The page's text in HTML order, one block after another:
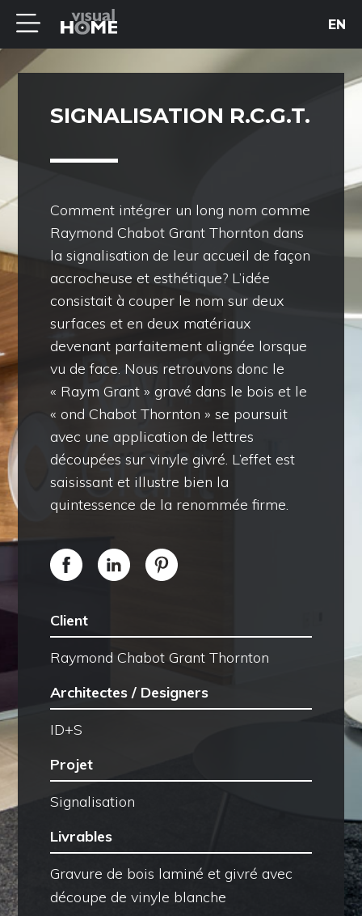
EN
SIGNALISATION R.C.G.T.
Comment intégrer un long nom comme
Raymond Chabot Grant Thornton dans
la signalisation de leur accueil de façon
accrocheuse et esthétique? L’idée
consistait à couper le nom sur deux
surfaces et en deux matériaux
devenant parfaitement alignée lorsque
vu de face. Nous retrouvons donc le
« Raym Grant » gravé dans le bois et le
« ond Chabot Thornton » se poursuit
avec une application de lettres
découpées sur vinyle givré. L’effet est
saisissant et illustre bien la
quintessence de la renommée firme.
Client
Raymond Chabot Grant Thornton
Architectes / Designers
ID+S
Projet
Signalisation
Livrables
Gravure de bois laminé et givré avec
découpe de vinyle blanche